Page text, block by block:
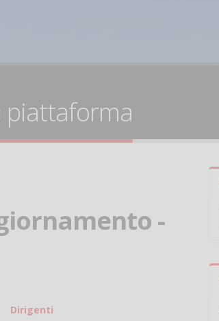
piattaforma
-
Dirigenti